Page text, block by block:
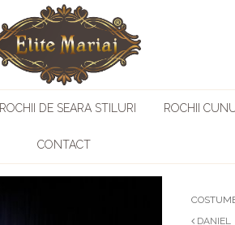
ROCHII DE SEARA STILURI ROCHII
CONTACT
DANIEL